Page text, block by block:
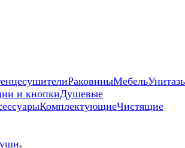
РаковиныМебель
и кнопкиДушевые
КомплектующиеЧистящие